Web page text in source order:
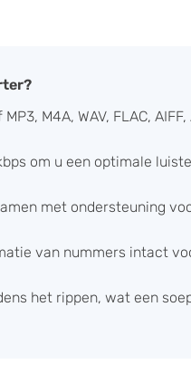
M4A, WAV, FLAC, AIFF,
om u een optimale
met ondersteuning
van nummers intact
het rippen, wat een